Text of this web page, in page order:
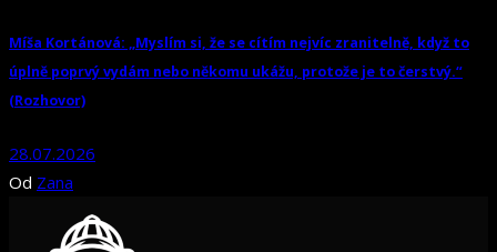
Míša Kortánová: „Myslím si, že se cítím nejvíc zranitelně, když to
úplně poprvý vydám nebo někomu ukážu, protože je to čerstvý.“
(Rozhovor)
28.07.2026
Od Zana